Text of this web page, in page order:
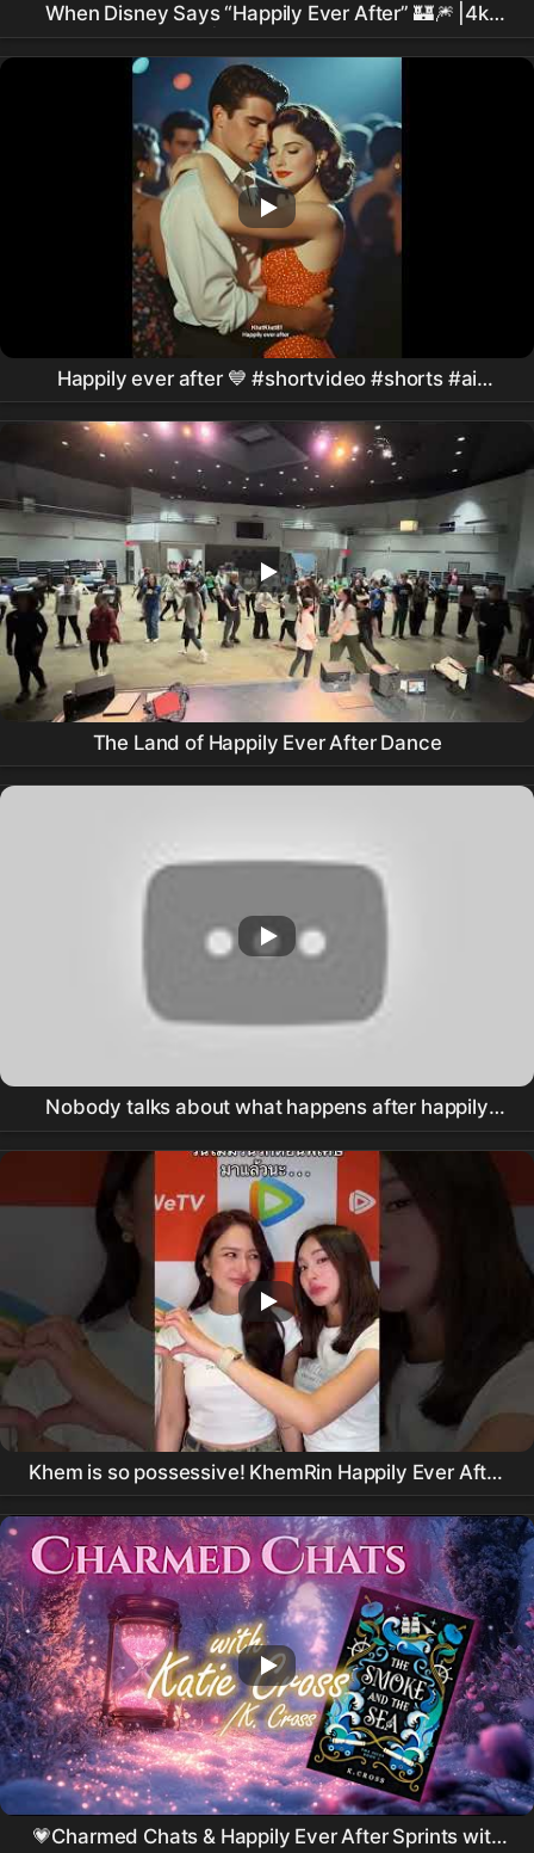
When Disney Says “Happily Ever After” 🏰🎆 |4k
filming | #happilyeverafter
Happily ever after 💙 #shortvideo #shorts #ai
#aimusic #aivideo #aishorts #aiart #aianimation
#love
The Land of Happily Ever After Dance
Nobody talks about what happens after happily
ever after changes Death Desertion Divorce Disab
Khem is so possessive! KhemRin Happily Ever After
😭 #wlw #thaigl#junenannirin #enjoyyotdr
#enjoyjune
💗Charmed Chats & Happily Ever After Sprints with